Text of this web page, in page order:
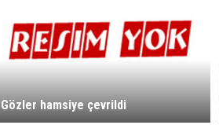
Gözler hamsiye çevrildi